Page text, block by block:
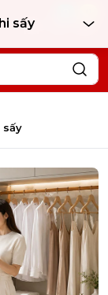
sấy
sấy
liệu vải
trình sấy
đại
sấy